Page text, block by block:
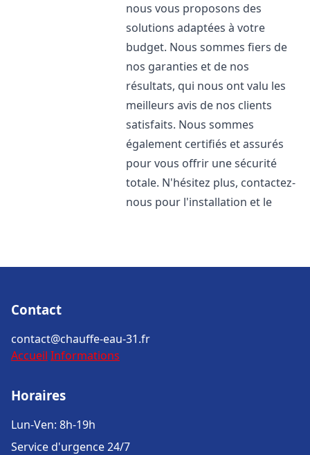
nous vous proposons des
solutions adaptées à votre
budget. Nous sommes fiers de
nos garanties et de nos
résultats, qui nous ont valu les
meilleurs avis de nos clients
satisfaits. Nous sommes
également certifiés et assurés
pour vous offrir une sécurité
totale. N'hésitez plus, contactez-
nous pour l'installation et le
Contact
contact@chauffe-eau-31.fr
Accueil Informations
Horaires
Lun-Ven: 8h-19h
Service d'urgence 24/7